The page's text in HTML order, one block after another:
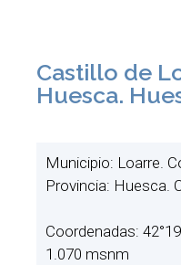
Castillo de
Huesca.
Municipio: Loarre.
Provincia: Huesca.
Coordenadas:
1.070 msnm